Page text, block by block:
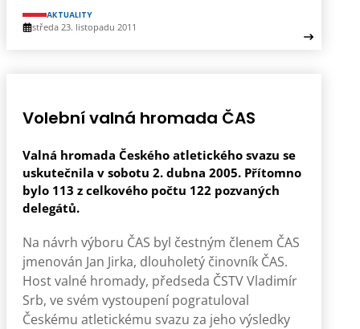
AKTUALITY
středa 23. listopadu 2011
Volební valná hromada ČAS
Valná hromada Českého atletického svazu se
uskutečnila v sobotu 2. dubna 2005. Přítomno
bylo 113 z celkového počtu 122 pozvaných
delegátů.
Na návrh výboru ČAS byl čestným členem ČAS
jmenován Jan Jirka, dlouholetý činovník ČAS.
Host valné hromady, předseda ČSTV Vladimír
Srb, ve svém vystoupení pogratuloval
Českému atletickému svazu za jeho výsledky